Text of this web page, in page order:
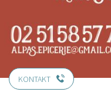
KONTAKT